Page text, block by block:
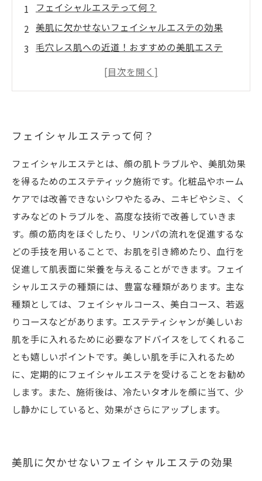
フェイシャルエステって何？
美肌に欠かせないフェイシャルエステの効果
毛穴レス肌への近道！おすすめの美肌エステ
フェイシャルエステの種類と選び方
フェイシャルエステって何？
フェイシャルエステとは、顔の肌トラブルや、美肌効果
を得るためのエステティック施術です。化粧品やホーム
ケアでは改善できないシワやたるみ、ニキビやシミ、く
すみなどのトラブルを、高度な技術で改善していきま
す。顔の筋肉をほぐしたり、リンパの流れを促進するな
どの手技を用いることで、お肌を引き締めたり、血行を
促進して肌表面に栄養を与えることができます。フェイ
シャルエステの種類には、豊富な種類があります。主な
種類としては、フェイシャルコース、美白コース、若返
りコースなどがあります。エステティシャンが美しいお
肌を手に入れるために必要なアドバイスをしてくれるこ
とも嬉しいポイントです。美しい肌を手に入れるため
に、定期的にフェイシャルエステを受けることをお勧め
します。また、施術後は、冷たいタオルを顔に当て、少
し静かにしていると、効果がさらにアップします。
美肌に欠かせないフェイシャルエステの効果